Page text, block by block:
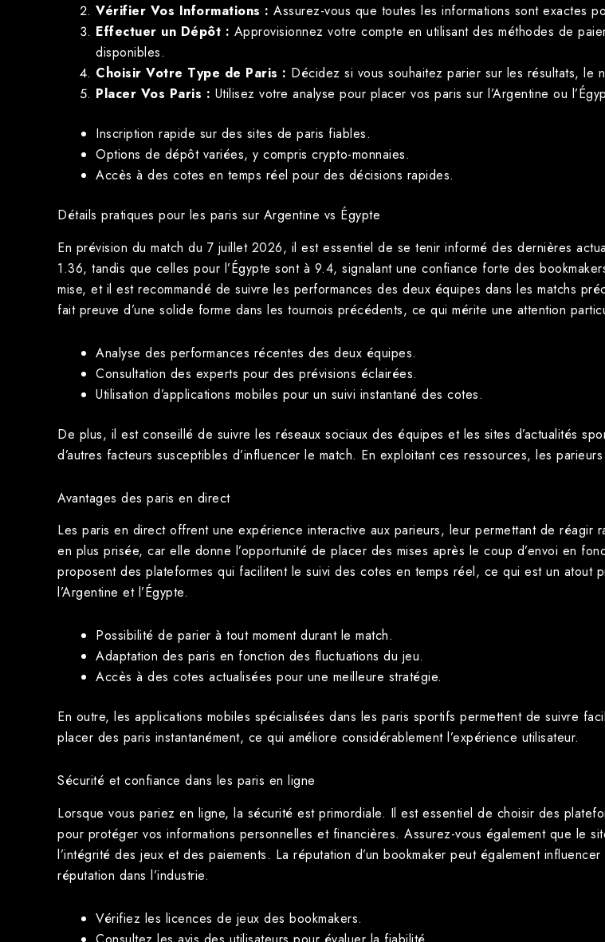
Vérifier Vos Informations : Assurez-vous que toutes les informations sont exactes
Effectuer un Dépôt : Approvisionnez votre compte en utilisant des méthodes de
disponibles.
Choisir Votre Type de Paris : Décidez si vous souhaitez parier sur les résultats, le
Placer Vos Paris : Utilisez votre analyse pour placer vos paris sur l’Argentine ou
Inscription rapide sur des sites de paris fiables.
Options de dépôt variées, y compris crypto-monnaies.
Accès à des cotes en temps réel pour des décisions rapides.
Détails pratiques pour les paris sur Argentine vs Égypte
En prévision du match du 7 juillet 2026, il est essentiel de se tenir informé des dernières
1.36, tandis que celles pour l’Égypte sont à 9.4, signalant une confiance forte des
mise, et il est recommandé de suivre les performances des deux équipes dans les matchs
fait preuve d’une solide forme dans les tournois précédents, ce qui mérite une attention
Analyse des performances récentes des deux équipes.
Consultation des experts pour des prévisions éclairées.
Utilisation d’applications mobiles pour un suivi instantané des cotes.
De plus, il est conseillé de suivre les réseaux sociaux des équipes et les sites d’actualités
d’autres facteurs susceptibles d’influencer le match. En exploitant ces ressources, les
Avantages des paris en direct
Les paris en direct offrent une expérience interactive aux parieurs, leur permettant de réagir
en plus prisée, car elle donne l’opportunité de placer des mises après le coup d’envoi en
proposent des plateformes qui facilitent le suivi des cotes en temps réel, ce qui est un atout
l’Argentine et l’Égypte.
Possibilité de parier à tout moment durant le match.
Adaptation des paris en fonction des fluctuations du jeu.
Accès à des cotes actualisées pour une meilleure stratégie.
En outre, les applications mobiles spécialisées dans les paris sportifs permettent de suivre
placer des paris instantanément, ce qui améliore considérablement l’expérience utilisateur.
Sécurité et confiance dans les paris en ligne
Lorsque vous pariez en ligne, la sécurité est primordiale. Il est essentiel de choisir des
pour protéger vos informations personnelles et financières. Assurez-vous également que le
l’intégrité des jeux et des paiements. La réputation d’un bookmaker peut également
réputation dans l’industrie.
Vérifiez les licences de jeux des bookmakers.